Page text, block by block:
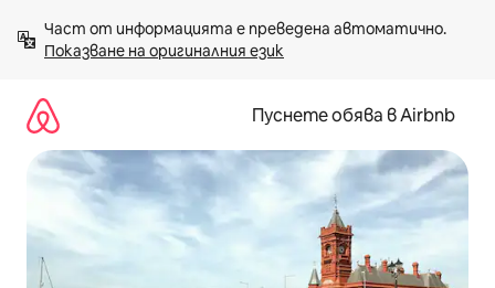
към
съдържанието
Показване на оригиналния език
Пуснете обява в Airbnb